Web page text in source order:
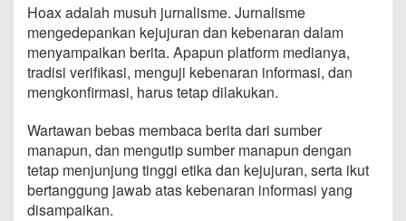
Hoax adalah musuh jurnalisme. Jurnalisme
mengedepankan kejujuran dan kebenaran dalam
menyampaikan berita. Apapun platform medianya,
tradisi verifikasi, menguji kebenaran informasi, dan
mengkonfirmasi, harus tetap dilakukan.
Wartawan bebas membaca berita dari sumber
manapun, dan mengutip sumber manapun dengan
tetap menjunjung tinggi etika dan kejujuran, serta ikut
bertanggung jawab atas kebenaran informasi yang
disampaikan.